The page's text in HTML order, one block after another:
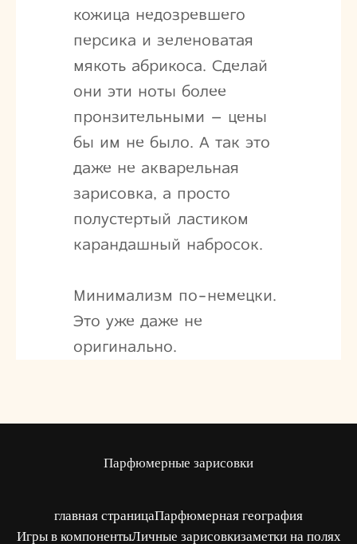
кожица недозревшего
персика и зеленоватая
мякоть абрикоса. Сделай
они эти ноты более
пронзительными – цены
бы им не было. А так это
даже не акварельная
зарисовка, а просто
полустертый ластиком
карандашный набросок.
Минимализм по-немецки.
Это уже даже не
оригинально.
Парфюмерные зарисовки
главная страницаПарфюмерная география
Игры в компонентыЛичные зарисовкизаметки на полях